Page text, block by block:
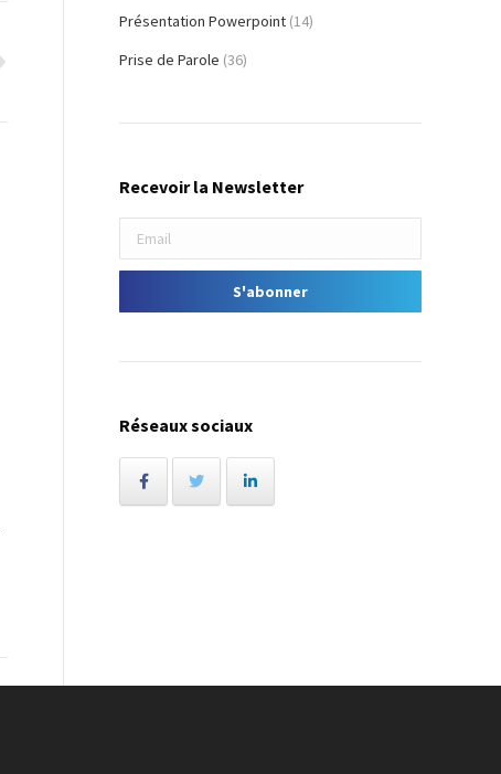
Présentation Powerpoint (14)
Prise de Parole (36)
Recevoir la Newsletter
Réseaux sociaux